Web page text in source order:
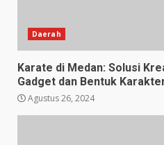
Daerah
Karate di Medan: Solusi
Gadget dan Bentuk
Agustus 26, 2024